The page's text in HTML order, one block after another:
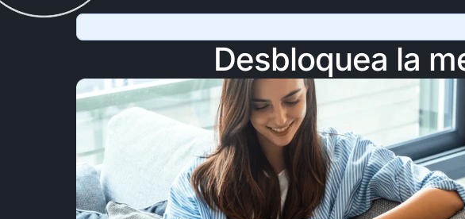
Desbloquea la